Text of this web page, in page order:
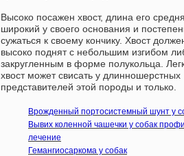
Высоко посажен хвост, длина его
широкий у своего основания и
сужаться к своему кончику. Хвост
высоко поднят с небольшим изгибом
закругленным в форме полукольца.
хвост может свисать у длинношерстных
представителей этой породы и только.
Врожденный портосистемный шунт у
Вывих коленной чашечки у собак
лечение
Гемангиосаркома у собак